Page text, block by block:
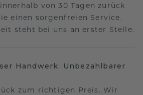
von 30 Tagen zurück
einen sorgenfreien Service.
steht bei uns an erster Stelle.
Handwerk: Unbezahlbarer
zum richtigen Preis. Wir